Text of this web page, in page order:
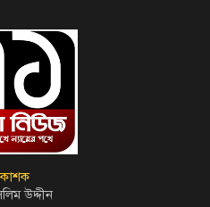
উদ্দীন